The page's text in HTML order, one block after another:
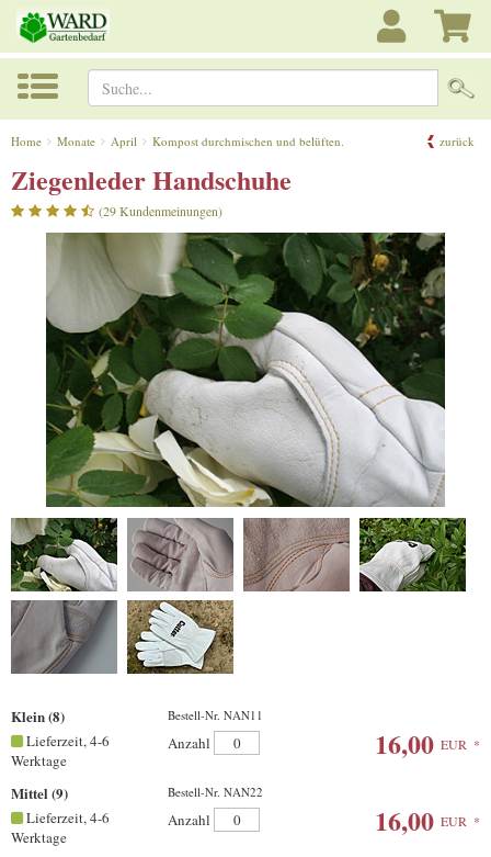
Suche...
Home Monate April Kompost durchmischen und belüften. zurück
Ziegenleder Handschuhe
(29 Kundenmeinungen)
Klein (8) Bestell-Nr. NAN11
Lieferzeit, 4-6
Werktage
Anzahl 16,00 EUR *
Mittel (9) Bestell-Nr. NAN22
Lieferzeit, 4-6
Werktage
Anzahl 16,00 EUR *